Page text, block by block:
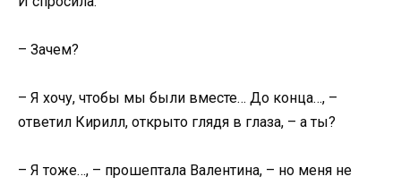
– Зачем?
– Я хочу, чтобы мы были вместе… До конца…, –
ответил Кирилл, открыто глядя в глаза, – а ты?
– Я тоже…, – прошептала Валентина, – но меня не